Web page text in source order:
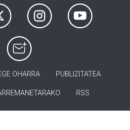
OHARRA PUBLIZITATEA
RSS